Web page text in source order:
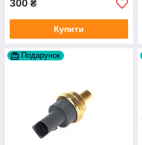
300 ₴
Купити
Подарунок